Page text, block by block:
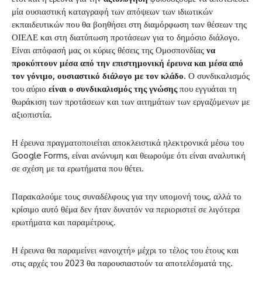
μία ουσιαστική καταγραφή των απόψεων των ιδιωτικών
εκπαιδευτικών που θα βοηθήσει στη διαμόρφωση των θέσεων της
ΟΙΕΛΕ και στη διατύπωση προτάσεων για το δημόσιο διάλογο.
Είναι απόφασή μας οι κύριες θέσεις της Ομοσπονδίας να
προκύπτουν μέσα από την επιστημονική έρευνα και μέσα από
τον γόνιμο, ουσιαστικό διάλογο με τον κλάδο. Ο συνδικαλισμός
του αύριο είναι ο συνδικαλισμός της γνώσηςπου εγγυάται τη
θωράκιση των προτάσεων και των αιτημάτων των εργαζόμενων με
αξιοπιστία.
Η έρευνα πραγματοποιείται αποκλειστικά ηλεκτρονικά μέσω του
Google Forms, είναι ανώνυμη και θεωρούμε ότι είναι αναλυτική
σε σχέση με τα ερωτήματα που θέτει.
Παρακαλούμε τους συναδέλφους για την υπομονή τους, αλλά το
κρίσιμο αυτό θέμα δεν ήταν δυνατόν να περιοριστεί σε λιγότερα
ερωτήματα και παραμέτρους.
Η έρευνα θα παραμείνει «ανοιχτή» μέχρι το τέλος του έτους και
στις αρχές του 2023 θα παρουσιαστούν τα αποτελέσματά της.